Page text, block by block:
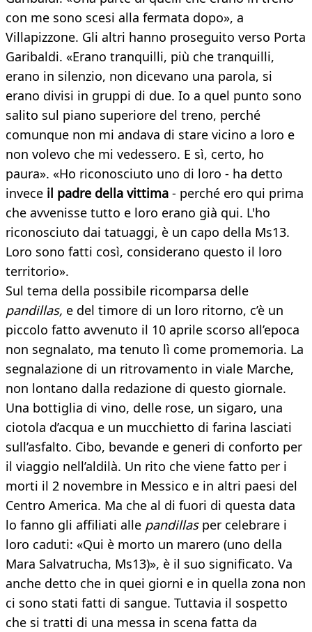
con me sono scesi alla fermata dopo», a
Villapizzone. Gli altri hanno proseguito verso Porta
Garibaldi. «Erano tranquilli, più che tranquilli,
erano in silenzio, non dicevano una parola, si
erano divisi in gruppi di due. Io a quel punto sono
salito sul piano superiore del treno, perché
comunque non mi andava di stare vicino a loro e
non volevo che mi vedessero. E sì, certo, ho
paura». «Ho riconosciuto uno di loro - ha detto
invece il padre della vittima - perché ero qui prima
che avvenisse tutto e loro erano già qui. L'ho
riconosciuto dai tatuaggi, è un capo della Ms13.
Loro sono fatti così, considerano questo il loro
territorio».
Sul tema della possibile ricomparsa delle
pandillas, e del timore di un loro ritorno, c’è un
piccolo fatto avvenuto il 10 aprile scorso all’epoca
non segnalato, ma tenuto lì come promemoria. La
segnalazione di un ritrovamento in viale Marche,
non lontano dalla redazione di questo giornale.
Una bottiglia di vino, delle rose, un sigaro, una
ciotola d’acqua e un mucchietto di farina lasciati
sull’asfalto. Cibo, bevande e generi di conforto per
il viaggio nell’aldilà. Un rito che viene fatto per i
morti il 2 novembre in Messico e in altri paesi del
Centro America. Ma che al di fuori di questa data
lo fanno gli affiliati alle pandillasper celebrare i
loro caduti: «Qui è morto un marero (uno della
Mara Salvatrucha, Ms13)», è il suo significato. Va
anche detto che in quei giorni e in quella zona non
ci sono stati fatti di sangue. Tuttavia il sospetto
che si tratti di una messa in scena fatta da